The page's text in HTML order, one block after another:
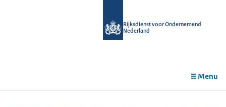
Rijksdienst voor Ondernemend
Nederland
Menu